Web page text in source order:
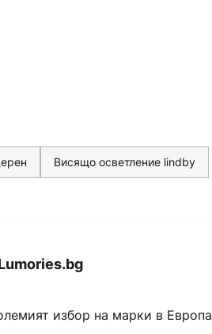
Висящо осветление lindby
избор на марки в Европа